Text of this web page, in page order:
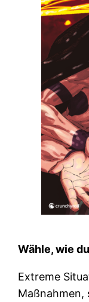
Wähle, wie
Extreme
Maßnahmen,